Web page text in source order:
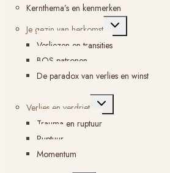
Kernthema’s en kenmerken
Je gezin van herkomst
Toggle
Verliezen en transities
BOS-patronen
De paradox van verlies en winst
Verlies en verdriet
Toggle
Trauma en ruptuur
Ruptuur
Momentum